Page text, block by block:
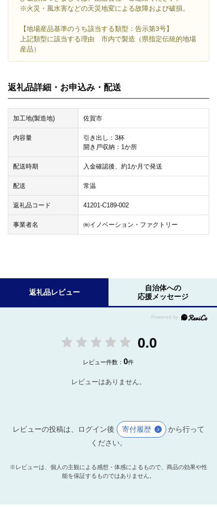
※火災・風水害などの天災地変による故障および破損。
【地場産品基準のうち該当する類型：告示第3号】
上記類型に該当する理由 市内で製造（県指定伝統的地場
産品）
返礼品詳細・お申込み・配送
加工地(製造地) 佐賀市
内容量
引き出し：3杯
開き戸収納：1か所
配送時期 入金確認後、約1か月で発送
配送 常温
返礼品コード 41201-C189-002
事業者名 ㈱イノベーション・ファクトリー
返礼品レビュー
自治体への
応援メッセージ
0.0
レビュー件数：0件
レビューはありません。
レビューの投稿は、ログイン後 寄付履歴
から行って
ください。
※レビューは、個人の主観による感想・体感によるもので、商品の効果や性
能を保証するものではありません。